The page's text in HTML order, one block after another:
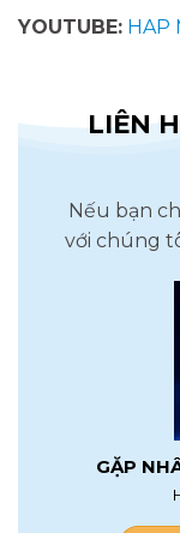
YOUTUBE: HAP
LIÊN
Nếu bạn
với chúng
GẶP